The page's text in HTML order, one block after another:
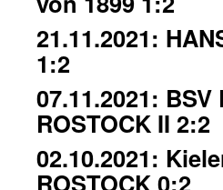
21.11.2021:
1:2
07.11.2021:
ROSTOCK II 2:2
02.10.2021:
ROSTOCK 0:2